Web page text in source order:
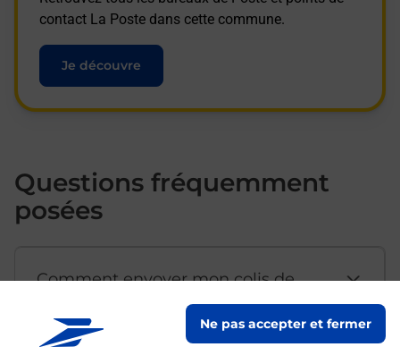
Ne pas accepter et fermer
contact La Poste dans cette commune.
Je découvre
Questions fréquemment
posées
Comment envoyer mon colis de